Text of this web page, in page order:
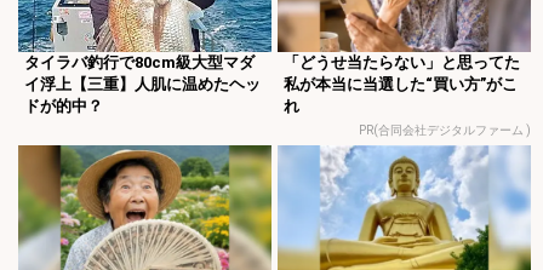
タイラバ釣行で80cm級大型マダ
イ浮上【三重】人肌に温めたヘッ
ドが的中？
「どうせ当たらない」と思ってた
私が本当に当選した“買い方”がこ
れ
PR(合同会社デジタルファーム )